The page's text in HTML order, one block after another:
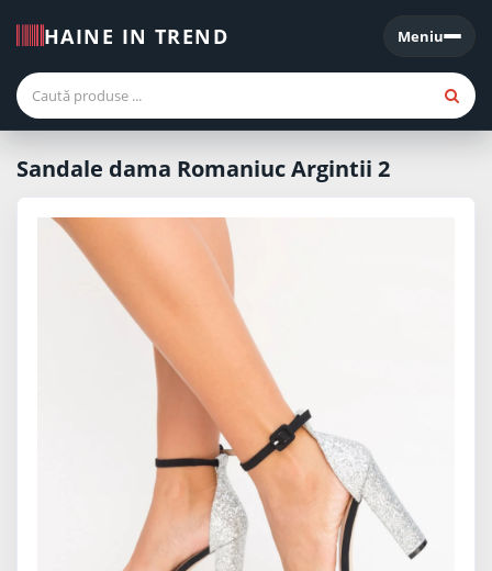
HAINE IN TREND Meniu
Meniu
Sandale dama Romaniuc Argintii 2